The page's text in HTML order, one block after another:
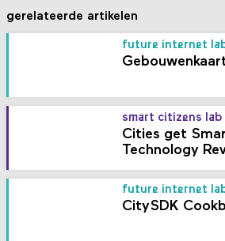
gerelateerde artikelen
future internet
smart citizens lab
Cities get
Technology
future internet
CitySDK